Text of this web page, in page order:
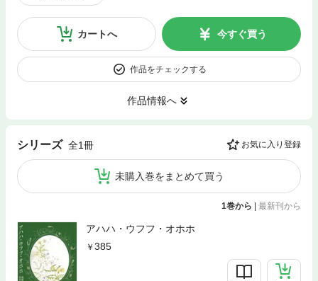
カートへ 今すぐ買う
作品をチェックする
作品情報へ
シリーズ 全1冊 お気に入り登録
未購入巻をまとめて買う
1巻から | 最新刊から
アハハ・ウフフ・オホホ
385